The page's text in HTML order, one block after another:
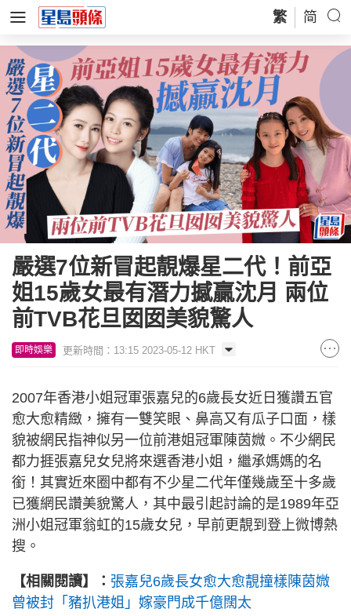
繁 简
嚴選7位新冒起靚爆星二代！前亞
姐15歲女最有潛力撼贏沈月 兩位
前TVB花旦囡囡美貌驚人
即時娛樂 更新時間：13:15 2023-05-12 HKT
2007年香港小姐冠軍張嘉兒的6歲長女近日獲讚五官
愈大愈精緻，擁有一雙笑眼、鼻高又有瓜子口面，樣
貌被網民指神似另一位前港姐冠軍陳茵媺。不少網民
都力捱張嘉兒女兒將來選香港小姐，繼承媽媽的名
銜！其實近來圈中都有不少星二代年僅幾歲至十多歲
已獲網民讚美貌驚人，其中最引起討論的是1989年亞
洲小姐冠軍翁虹的15歲女兒，早前更靚到登上微博熱
搜。
【相關閱讀】： 張嘉兒6歲長女愈大愈靚撞樣陳茵媺
曾被封「豬扒港姐」嫁豪門成千億闊太